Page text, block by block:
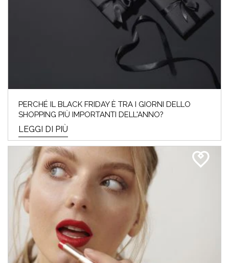
PERCHÉ IL BLACK FRIDAY È TRA I GIORNI DELLO
SHOPPING PIÙ IMPORTANTI DELL'ANNO?
LEGGI DI PIÙ